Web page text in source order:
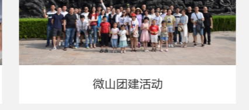
微山团建活动